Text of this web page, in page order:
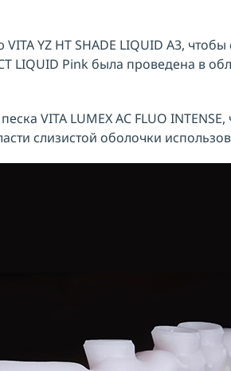
YZ HT SHADE LIQUID A3, чтобы
LIQUID Pink была проведена в
VITA LUMEX AC FLUO
слизистой оболочки